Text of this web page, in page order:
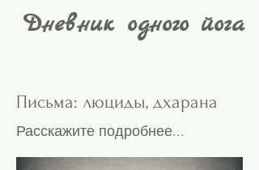
Дневник одного йога
Письма: люциды, дхарана
Расскажите подробнее...